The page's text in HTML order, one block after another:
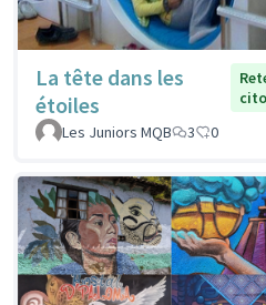
La tête dans les
étoiles
Les Juniors MQB
3 0